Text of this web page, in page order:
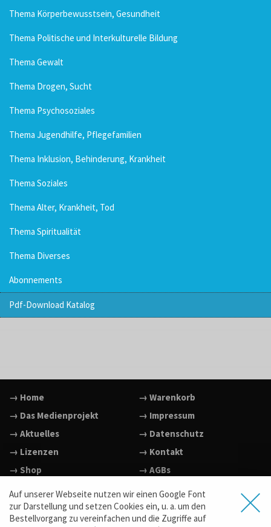
Thema Körperbewusstsein, Gesundheit
Thema Politische und Interkulturelle Bildung
Thema Gewalt
Thema Drogen, Sucht
Thema Psychosoziales
Thema Jugendhilfe, Pflegefamilien
Thema Inklusion, Behinderung, Krankheit
Thema Soziales
Thema Alter, Krankheit, Tod
Thema Spiritualität
Thema Diverses
Abonnements
Pdf-Download Katalog
→ Home
→ Das Medienprojekt
→ Aktuelles
→ Lizenzen
→ Shop
→ Warenkorb
→ Impressum
→ Datenschutz
→ Kontakt
→ AGBs
→ Facebook
→ Vimeo
→ YouTube
Auf unserer Webseite nutzen wir einen Google Font
zur Darstellung und setzen Cookies ein, u. a. um den
Bestellvorgang zu vereinfachen und die Zugriffe auf